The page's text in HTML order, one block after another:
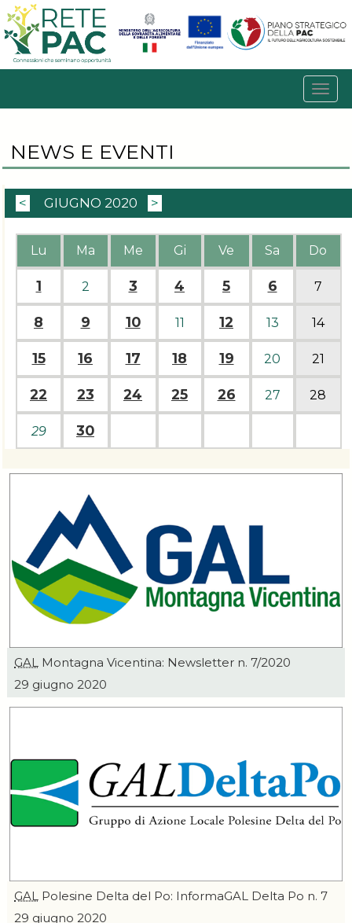
NEWS E EVENTI
< GIUGNO 2020 >
Lu Ma Me Gi Ve Sa Do
1 2 3 4 5 6 7
8 9 10 11 12 13 14
15 16 17 18 19 20 21
22 23 24 25 26 27 28
29 30
GAL Montagna Vicentina: Newsletter n. 7/2020
29 giugno 2020
GAL Polesine Delta del Po: InformaGAL Delta Po n. 7
29 giugno 2020